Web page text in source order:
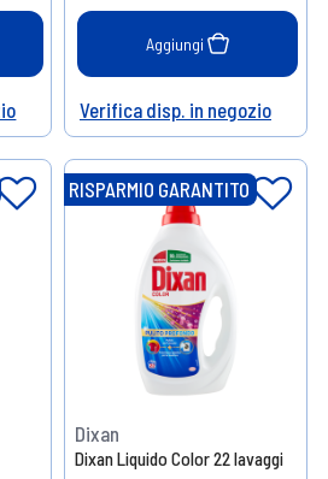
Aggiungi
Help
Verifica disp. in negozio
RISPARMIO GARANTITO
Dixan
Dixan Liquido Color 22 lavaggi